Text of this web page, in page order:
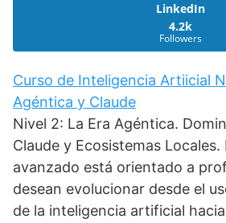
LinkedIn
4.2k
Followers
Curso de Inteligencia Artiicial
Agéntica y Claude
Nivel 2: La Era Agéntica.
Claude y Ecosistemas
avanzado está orientado a
desean evolucionar desde el
de la inteligencia artificial